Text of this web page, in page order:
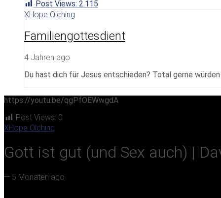
Post Views: 2.115
XHope Olching
Familiengottesdient
4 Jahren ago
Du hast dich für Jesus entschieden? Total gerne
https://youtu.be/qgPfOEWwgdA
Post Views: 0
XHope Olching
Gott ist gut (und Sex auch) |
— 5 Monaten ago